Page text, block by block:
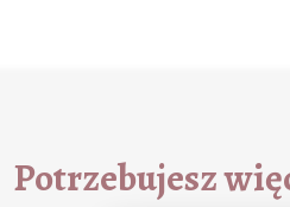
Potrzebujesz